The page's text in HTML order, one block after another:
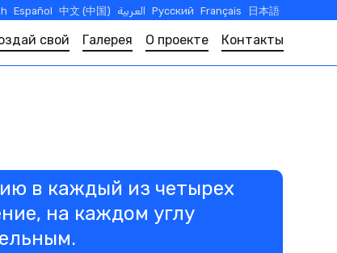
Español 中文 (中国) العربية Русский Français 日本語
свой Галерея О проекте Контакты
в каждый из четырех
на каждом углу